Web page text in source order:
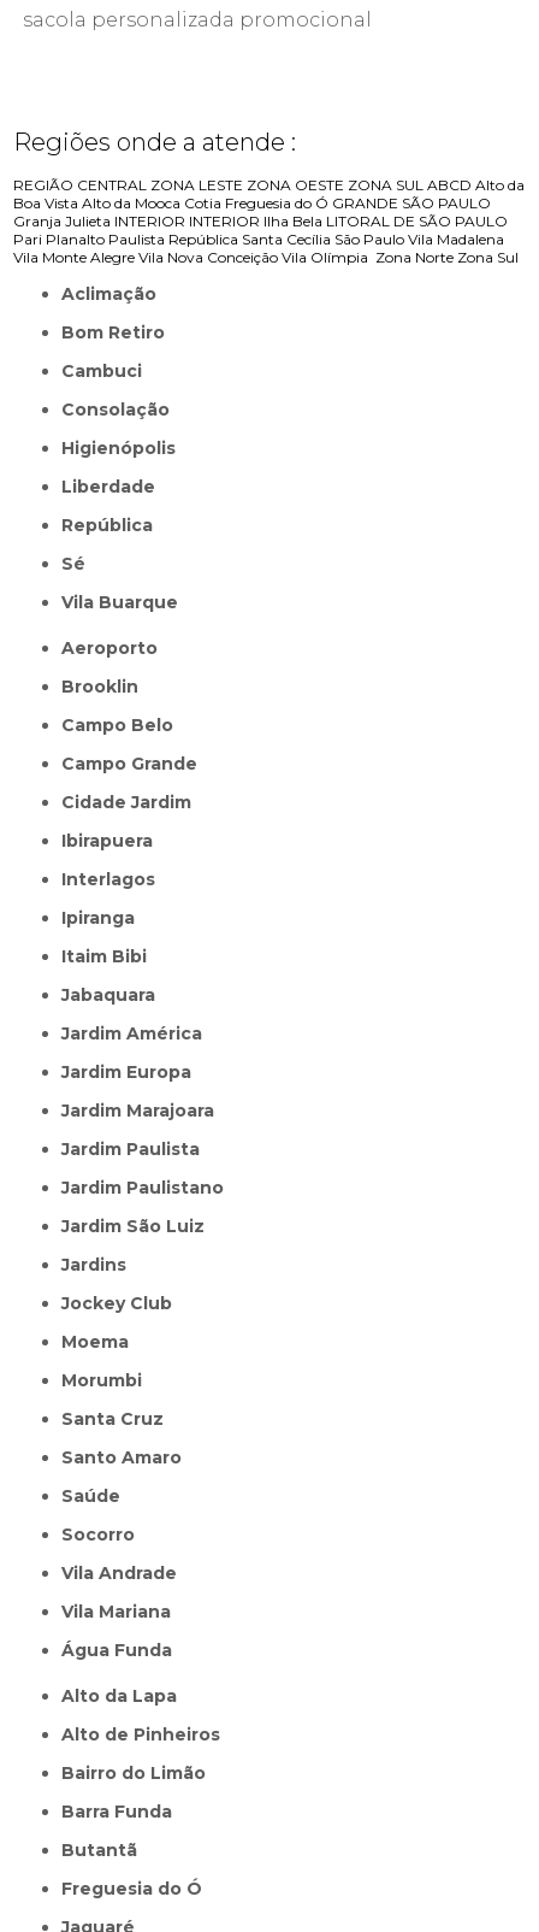
sacola personalizada promocional
Regiões onde a atende :
REGIÃO CENTRAL ZONA LESTE ZONA OESTE ZONA SUL ABCD Alto da
Boa Vista Alto da Mooca Cotia Freguesia do Ó GRANDE SÃO PAULO
Granja Julieta INTERIOR INTERIOR Ilha Bela LITORAL DE SÃO PAULO
Pari Planalto Paulista República Santa Cecília São Paulo Vila Madalena
Vila Monte Alegre Vila Nova Conceição Vila Olímpia Zona Norte Zona Sul
Aclimação
Bom Retiro
Cambuci
Consolação
Higienópolis
Liberdade
República
Sé
Vila Buarque
Aeroporto
Brooklin
Campo Belo
Campo Grande
Cidade Jardim
Ibirapuera
Interlagos
Ipiranga
Itaim Bibi
Jabaquara
Jardim América
Jardim Europa
Jardim Marajoara
Jardim Paulista
Jardim Paulistano
Jardim São Luiz
Jardins
Jockey Club
Moema
Morumbi
Santa Cruz
Santo Amaro
Saúde
Socorro
Vila Andrade
Vila Mariana
Água Funda
Alto da Lapa
Alto de Pinheiros
Bairro do Limão
Barra Funda
Butantã
Freguesia do Ó
Jaguaré